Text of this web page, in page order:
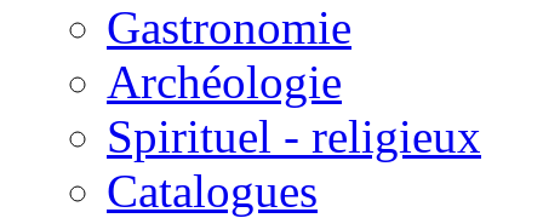
Gastronomie
Archéologie
Spirituel - religieux
Catalogues